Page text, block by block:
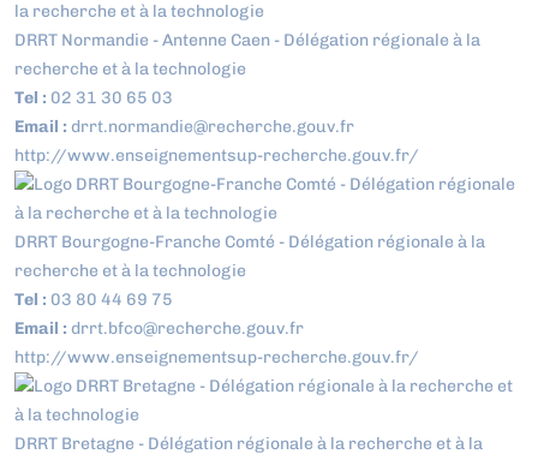
DRRT Normandie - Antenne Caen - Délégation régionale à la
recherche et à la technologie
Tel : 02 31 30 65 03
Email : drrt.normandie@recherche.gouv.fr
http://www.enseignementsup-recherche.gouv.fr/
DRRT Bourgogne-Franche Comté - Délégation régionale à la
recherche et à la technologie
Tel : 03 80 44 69 75
Email : drrt.bfco@recherche.gouv.fr
http://www.enseignementsup-recherche.gouv.fr/
DRRT Bretagne - Délégation régionale à la recherche et à la